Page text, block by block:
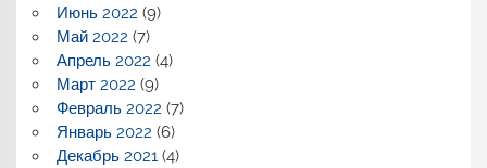
Июнь 2022 (9)
Май 2022 (7)
Апрель 2022 (4)
Март 2022 (9)
Февраль 2022 (7)
Январь 2022 (6)
Декабрь 2021 (4)